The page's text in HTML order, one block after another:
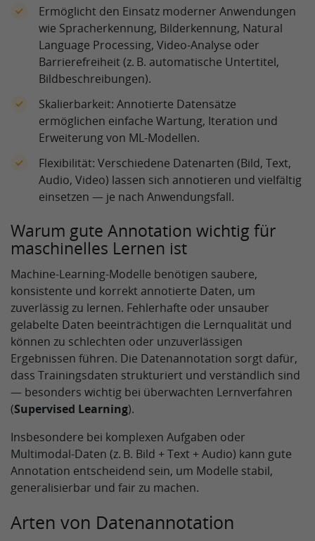
Ermöglicht den Einsatz moderner Anwendungen
wie Spracherkennung, Bilderkennung, Natural
Language Processing, Video‑Analyse oder
Barrierefreiheit (z. B. automatische Untertitel,
Bildbeschreibungen).
Skalierbarkeit: Annotierte Datensätze
ermöglichen einfache Wartung, Iteration und
Erweiterung von ML‑Modellen.
Flexibilität: Verschiedene Datenarten (Bild, Text,
Audio, Video) lassen sich annotieren und vielfältig
einsetzen — je nach Anwendungsfall.
Warum gute Annotation wichtig für
maschinelles Lernen ist
Machine‑Learning‑Modelle benötigen saubere,
konsistente und korrekt annotierte Daten, um
zuverlässig zu lernen. Fehlerhafte oder unsauber
gelabelte Daten beeinträchtigen die Lernqualität und
können zu schlechten oder unzuverlässigen
Ergebnissen führen. Die Datenannotation sorgt dafür,
dass Trainingsdaten strukturiert und verständlich sind
— besonders wichtig bei überwachten Lernverfahren
(Supervised Learning).
Insbesondere bei komplexen Aufgaben oder
Multimodal‑Daten (z. B. Bild + Text + Audio) kann gute
Annotation entscheidend sein, um Modelle stabil,
generalisierbar und fair zu machen.
Arten von Datenannotation